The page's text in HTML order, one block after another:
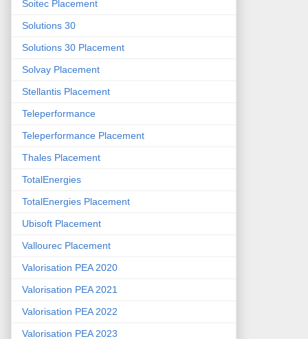
Soitec Placement
Solutions 30
Solutions 30 Placement
Solvay Placement
Stellantis Placement
Teleperformance
Teleperformance Placement
Thales Placement
TotalEnergies
TotalEnergies Placement
Ubisoft Placement
Vallourec Placement
Valorisation PEA 2020
Valorisation PEA 2021
Valorisation PEA 2022
Valorisation PEA 2023